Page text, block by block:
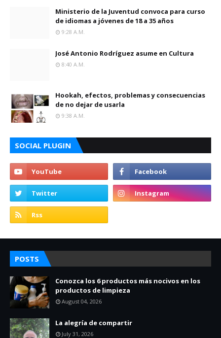
Ministerio de la Juventud convoca para curso
de idiomas a jóvenes de 18 a 35 años
9:28 A.m.
José Antonio Rodríguez asume en Cultura
8:40 A.m.
Hookah, efectos, problemas y consecuencias
de no dejar de usarla
9:38 A.m.
SOCIAL PLUGIN
POSTS
Conozca los 6 productos más nocivos en los
productos de limpieza
August 04, 2026
La alegría de compartir
July 31, 2026